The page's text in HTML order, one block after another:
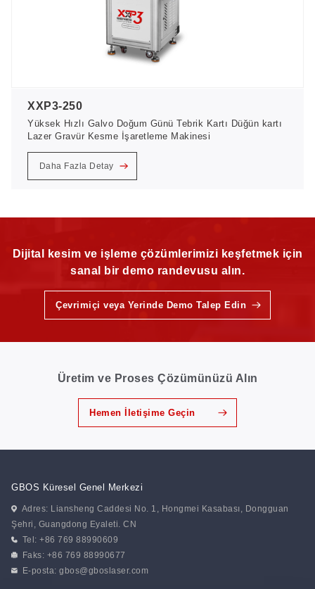
XXP3-250
Yüksek Hızlı Galvo Doğum Günü Tebrik Kartı Düğün kartı
Lazer Gravür Kesme İşaretleme Makinesi
Daha Fazla Detay
Dijital kesim ve işleme çözümlerimizi keşfetmek için
sanal bir demo randevusu alın.
Çevrimiçi veya Yerinde Demo Talep Edin
Üretim ve Proses Çözümünüzü Alın
Hemen İletişime Geçin
GBOS Küresel Genel Merkezi
Adres: Liansheng Caddesi No. 1, Hongmei Kasabası, Dongguan
Şehri, Guangdong Eyaleti. CN
Tel: +86 769 88990609
Faks: +86 769 88990677
E-posta:gbos@gboslaser.com